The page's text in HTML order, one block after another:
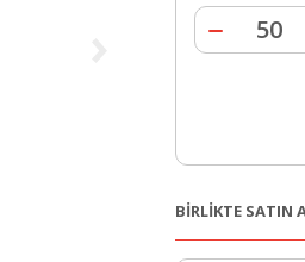
BİRLİKTE SATIN